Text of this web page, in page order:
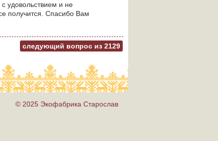
удовольствием и не
получится. Спасибо Вам
следующий вопрос из 2129
© 2025 Экофабрика Старослав